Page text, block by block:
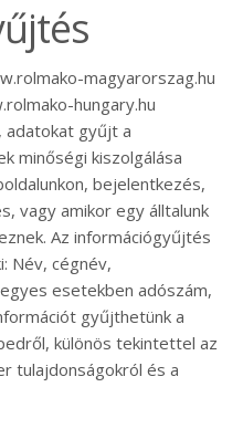
magyarorszag.hu
hungary.hu
adatokat gyűjt a
minőségi kiszolgálása
bejelentkezés,
vagy amikor egy álltalunk
Az információgyűjtés
Név, cégnév,
esetekben adószám,
gyűjthetünk a
különös tekintettel az
tulajdonságokról és a